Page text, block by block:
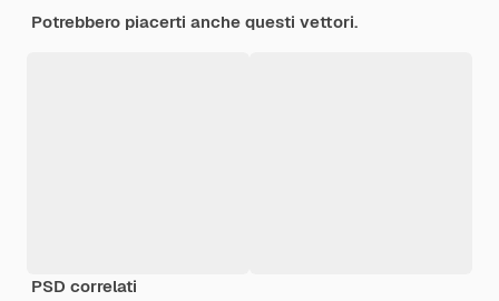
Potrebbero piacerti anche questi vettori.
PSD correlati